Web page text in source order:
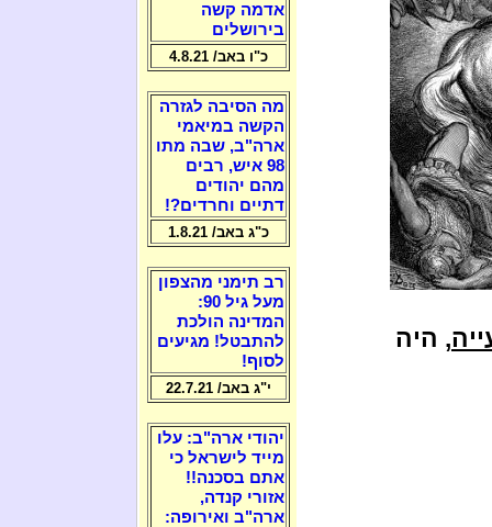
, היה
אדמה קשה
בירושלים
כ"ו באב/ 4.8.21
מה הסיבה לגזרה
הקשה במיאמי
ארה"ב, שבה מתו
98 איש, רבים
מהם יהודים
דתיים וחרדים?!
כ"ג באב/ 1.8.21
רב תימני מהצפון
מעל גיל 90:
המדינה הולכת
להתבטל! מגיעים
לסוף!
י"ג באב/ 22.7.21
יהודי ארה"ב: עלו
מייד לישראל כי
אתם בסכנה!!
אזורי קנדה,
ארה"ב ואירופה: